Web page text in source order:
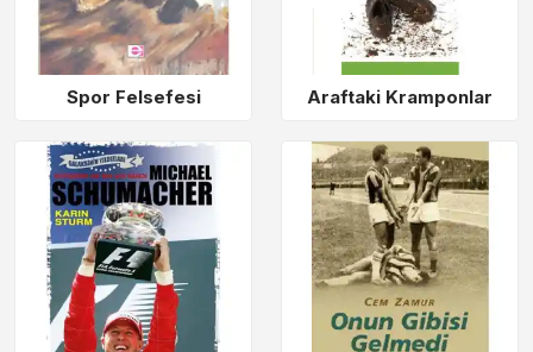
Spor Felsefesi Araftaki Kramponlar